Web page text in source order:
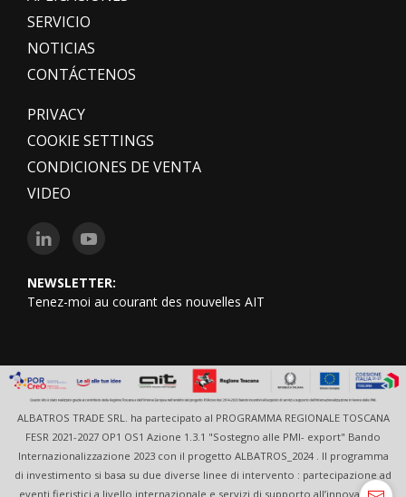
SERVICIO
NOTICIAS
CONTÁCTENOS
PRIVACY
COOKIE SETTINGS
CONDICIONES DE VENTA
VIDEO
NEWSLETTER:
Tenez-moi au courant des nouvelles AIT
ALBATROS TRADE SRL. ha partecipato al PROGRAMMA REGIONALE TOSCANA
FESR 2021-2027 OP1 OS1 Azione 1.3.1 "Sostegno alle PMI- export" Bando
Internazionalizzazione 2023 con il progetto ALBATROS_2024 . Il programma
di investimento si basa su due diverse linee di intervento : partecipazione ad
eventi fieristici a livello internazionale e servizi di supporto all’innovazione